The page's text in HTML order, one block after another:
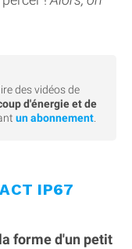
des vidéos de
d'énergie et de
un abonnement
IP67
forme d'un petit